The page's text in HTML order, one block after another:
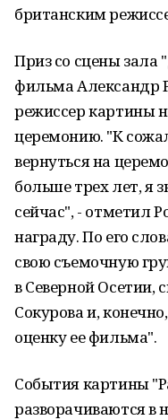
британским
Приз со сцены
фильма Александр
режиссер картины
церемонию. "К
вернуться на
больше трех лет, я
сейчас", - отметил
награду. По его
свою съемочную
в Северной Осетии,
Сокурова и,
оценку ее фильма".
События картины
разворачиваются